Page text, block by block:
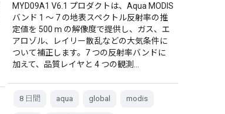
MYD09A1 V6.1 プロダクトは、Aqua MODIS
バンド 1 ～ 7 の地表スペクトル反射率の推
定値を 500 m の解像度で提供し、ガス、エ
アロゾル、レイリー散乱などの大気条件に
ついて補正します。7 つの反射率バンドに
加えて、品質レイヤと 4 つの観測…
8 日間 aqua global modis